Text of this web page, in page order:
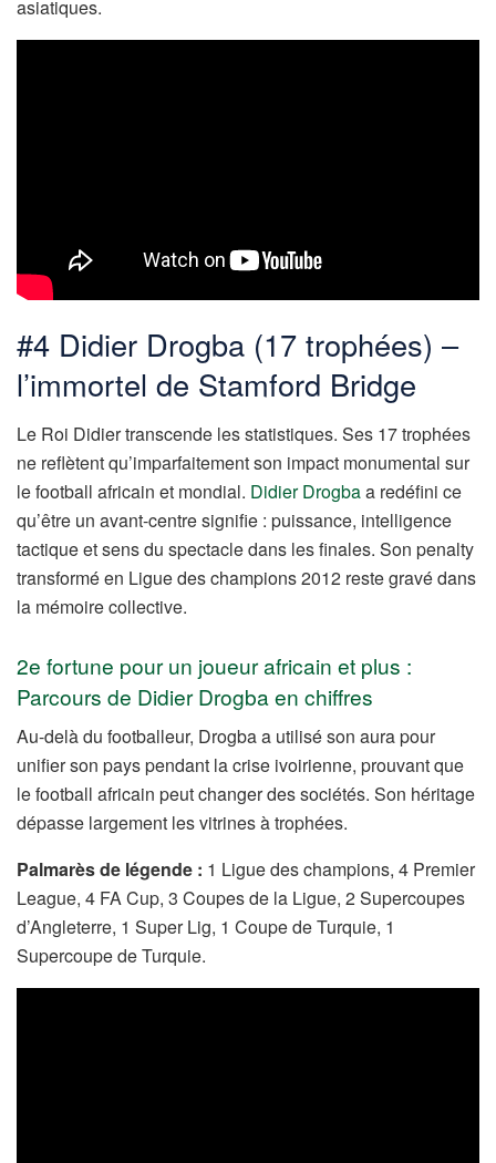
asiatiques.
#4 Didier Drogba (17 trophées) –
l’immortel de Stamford Bridge
Le Roi Didier transcende les statistiques. Ses 17 trophées
ne reflètent qu’imparfaitement son impact monumental sur
le football africain et mondial. Didier Drogbaa redéfini ce
qu’être un avant-centre signifie : puissance, intelligence
tactique et sens du spectacle dans les finales. Son penalty
transformé en Ligue des champions 2012 reste gravé dans
la mémoire collective.
2e fortune pour un joueur africain et plus :
Parcours de Didier Drogba en chiffres
Au-delà du footballeur, Drogba a utilisé son aura pour
unifier son pays pendant la crise ivoirienne, prouvant que
le football africain peut changer des sociétés. Son héritage
dépasse largement les vitrines à trophées.
Palmarès de légende : 1 Ligue des champions, 4 Premier
League, 4 FA Cup, 3 Coupes de la Ligue, 2 Supercoupes
d’Angleterre, 1 Super Lig, 1 Coupe de Turquie, 1
Supercoupe de Turquie.